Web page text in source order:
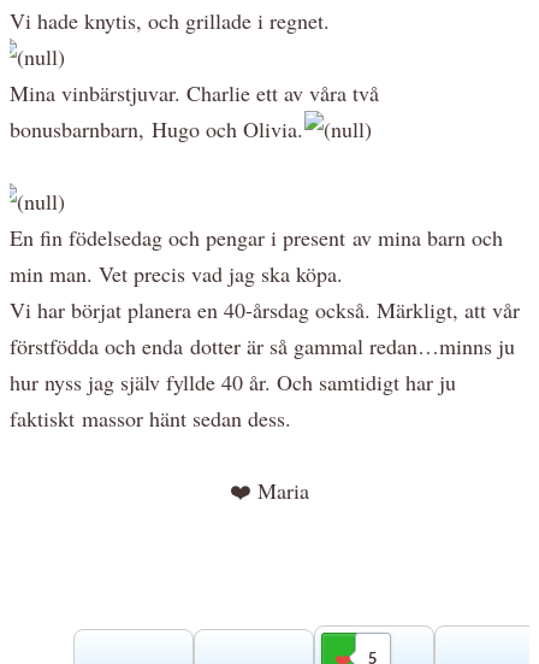
Vi hade knytis, och grillade i regnet.
Mina vinbärstjuvar. Charlie ett av våra två
bonusbarnbarn, Hugo och Olivia.
En fin födelsedag och pengar i present av mina barn och
min man. Vet precis vad jag ska köpa.
Vi har börjat planera en 40-årsdag också. Märkligt, att vår
förstfödda och enda dotter är så gammal redan…minns ju
hur nyss jag själv fyllde 40 år. Och samtidigt har ju
faktiskt massor hänt sedan dess.
❤️ Maria
5